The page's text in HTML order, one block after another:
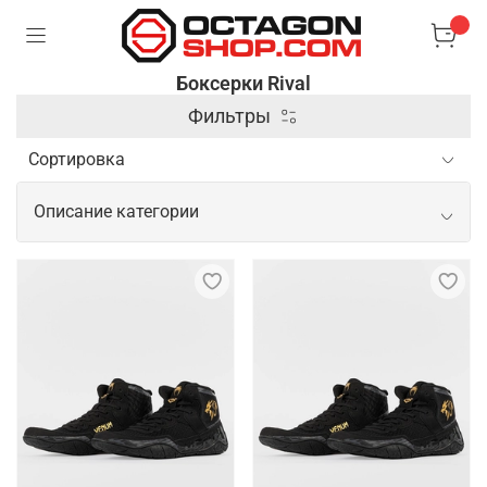
Боксерки Rival
Фильтры
Описание категории
известного бренда Rival
качеством материалов и продуманной
конструкцией, обеспечивающей отличную
поддержку стопы и комфорт во время тренировок
и боев. За счет оптимальной легкости и хорошей